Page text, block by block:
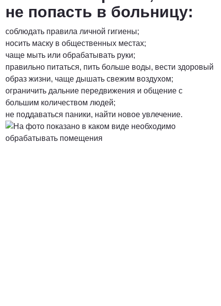
не попасть в больницу:
соблюдать правила личной гигиены;
носить маску в общественных местах;
чаще мыть или обрабатывать руки;
правильно питаться, пить больше воды, вести здоровый
образ жизни, чаще дышать свежим воздухом;
ограничить дальние передвижения и общение с
большим количеством людей;
не поддаваться паники, найти новое увлечение.